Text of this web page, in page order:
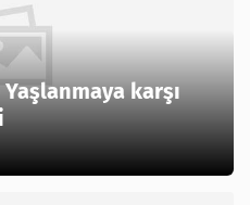
karşı